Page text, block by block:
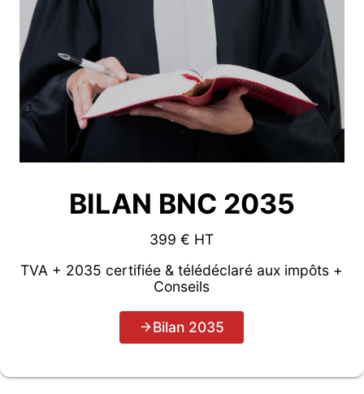
BILAN BNC 2035
399 € HT
TVA + 2035 certifiée & télédéclaré aux impôts +
Conseils
Bilan 2035